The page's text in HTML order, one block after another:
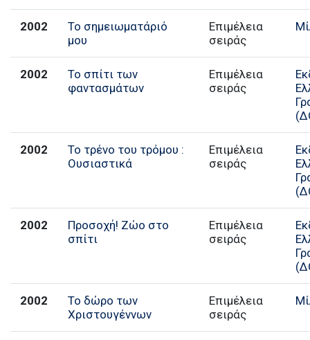
2002
Το σημειωματάριό
μου
Επιμέλεια
σειράς
2002
Το σπίτι των
φαντασμάτων
Επιμέλεια
σειράς
2002
Το τρένο του τρόμου :
Ουσιαστικά
Επιμέλεια
σειράς
2002
Προσοχή! Ζώο στο
σπίτι
Επιμέλεια
σειράς
2002
Το δώρο των
Χριστουγέννων
Επιμέλεια
σειράς